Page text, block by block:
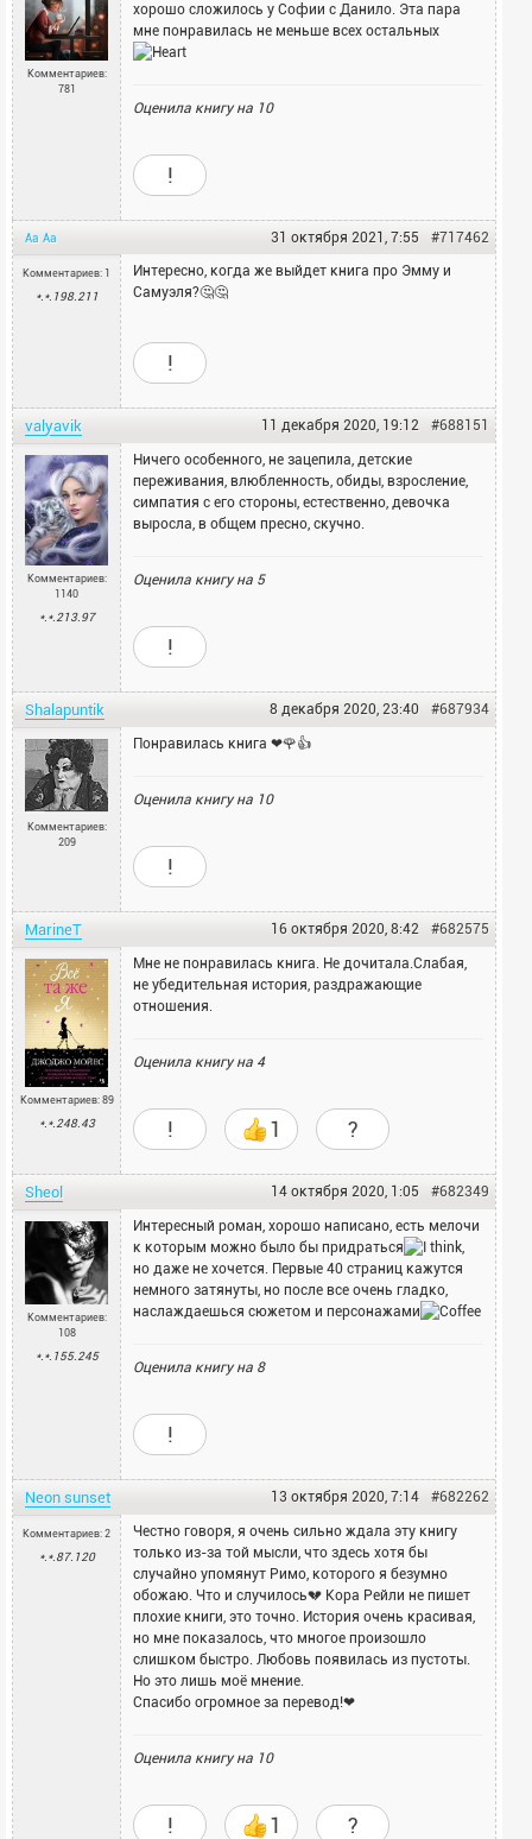
Комментариев:
781
хорошо сложилось у Софии с Данило. Эта пара
мне понравилась не меньше всех остальных
Оценила книгу на 10
!
Aa Aa #717462
31 октября 2021, 7:55
Комментариев: 1
*.*.198.211
Интересно, когда же выйдет книга про Эмму и
Самуэля?🤔🤔
!
valyavik #688151
11 декабря 2020, 19:12
Комментариев:
1140
*.*.213.97
Ничего особенного, не зацепила, детские
переживания, влюбленность, обиды, взросление,
симпатия с его стороны, естественно, девочка
выросла, в общем пресно, скучно.
Оценила книгу на 5
!
Shalapuntik #687934
8 декабря 2020, 23:40
Комментариев:
209
Понравилась книга ❤🌹👍
Оценила книгу на 10
!
MarineT #682575
16 октября 2020, 8:42
Комментариев: 89
*.*.248.43
Мне не понравилась книга. Не дочитала.Слабая,
не убедительная история, раздражающие
отношения.
Оценила книгу на 4
! 1 ?
Sheol #682349
14 октября 2020, 1:05
Комментариев:
108
*.*.155.245
Интересный роман, хорошо написано, есть мелочи
к которым можно было бы придраться
,
но даже не хочется. Первые 40 страниц кажутся
немного затянуты, но после все очень гладко,
наслаждаешься сюжетом и персонажами
Оценила книгу на 8
!
Neon sunset #682262
13 октября 2020, 7:14
Комментариев: 2
*.*.87.120
Честно говоря, я очень сильно ждала эту книгу
только из-за той мысли, что здесь хотя бы
случайно упомянут Римо, которого я безумно
обожаю. Что и случилось💔 Кора Рейли не пишет
плохие книги, это точно. История очень красивая,
но мне показалось, что многое произошло
слишком быстро. Любовь появилась из пустоты.
Но это лишь моё мнение.
Спасибо огромное за перевод!❤
Оценила книгу на 10
! 1 ?